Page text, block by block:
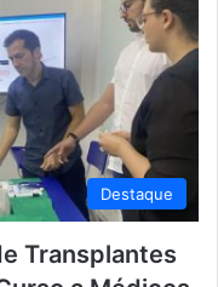
Destaque
Transplantes